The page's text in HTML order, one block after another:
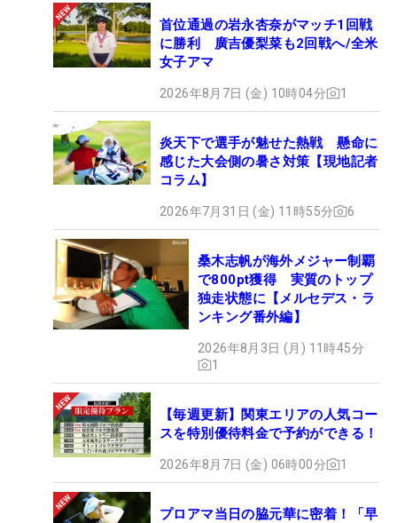
首位通過の岩永杏奈がマッチ1回戦
に勝利 廣吉優梨菜も2回戦へ/全米
女子アマ
2026年8月7日 (金) 10時04分 1
炎天下で選手が魅せた熱戦 懸命に
感じた大会側の暑さ対策【現地記者
コラム】
2026年7月31日 (金) 11時55分 6
桑木志帆が海外メジャー制覇
で800pt獲得 実質のトップ
独走状態に【メルセデス・ラ
ンキング番外編】
2026年8月3日 (月) 11時45分
1
【毎週更新】関東エリアの人気コー
スを特別優待料金で予約ができる！
2026年8月7日 (金) 06時00分 1
プロアマ当日の脇元華に密着！「早